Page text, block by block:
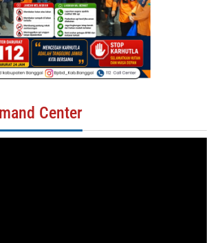
Center